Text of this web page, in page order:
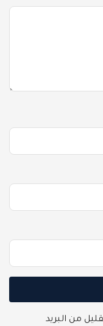
من البريد